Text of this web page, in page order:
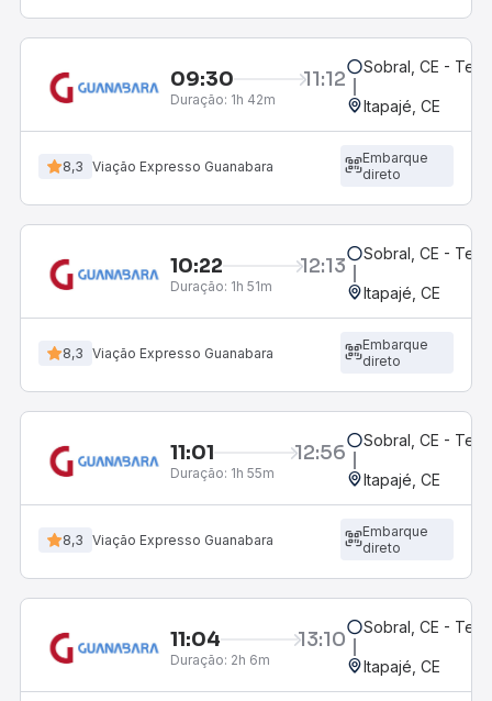
09:30 11:12
Duração: 1h 42m
Sobral, CE -
Itapajé, CE
8,3 Viação Expresso Guanabara
Embarque
direto
10:22 12:13
Duração: 1h 51m
Sobral, CE -
Itapajé, CE
8,3 Viação Expresso Guanabara
Embarque
direto
11:01 12:56
Duração: 1h 55m
Sobral, CE -
Itapajé, CE
8,3 Viação Expresso Guanabara
Embarque
direto
11:04 13:10
Duração: 2h 6m
Sobral, CE -
Itapajé, CE